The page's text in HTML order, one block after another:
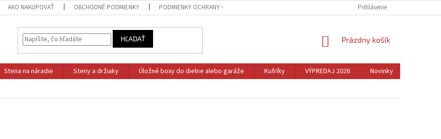
AKO NAKUPOVAŤ OBCHODNÉ PODMIENKY PODMIENKY OCHRANY OSOBNÝCH ÚDAJOV REKLAMÁCIA A VRÁTENIE TOVARU
Prihlásenie
HĽADAŤ
NÁKUPNÝ
Prázdny košík
Stena na náradie Steny a držiaky Úložné boxy do dielne alebo garáže Kufríky VÝPREDAJ 2026 Novinky